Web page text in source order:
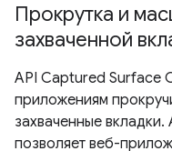
Прокрутка и
захваченной
API Captured Surface
приложениям
захваченные
позволяет веб-